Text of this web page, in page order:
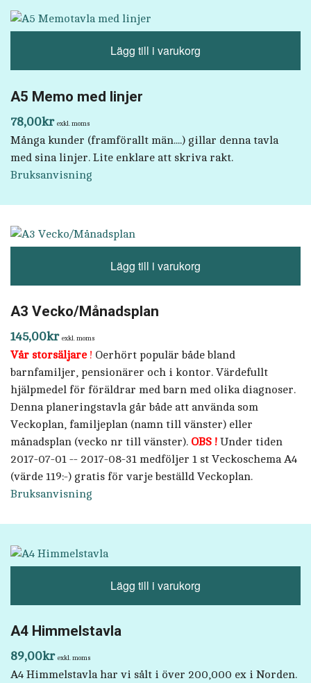
Lägg till i varukorg
A5 Memo med linjer
78,00kr exkl. moms
Många kunder (framförallt män....) gillar denna tavla
med sina linjer. Lite enklare att skriva rakt.
Bruksanvisning
Lägg till i varukorg
A3 Vecko/Månadsplan
145,00kr exkl. moms
Vår storsäljare! Oerhört populär både bland
barnfamiljer, pensionärer och i kontor. Värdefullt
hjälpmedel för föräldrar med barn med olika diagnoser.
Denna planeringstavla går både att använda som
Veckoplan, familjeplan (namn till vänster) eller
månadsplan (vecko nr till vänster). OBS ! Under tiden
2017-07-01 -- 2017-08-31 medföljer 1 st Veckoschema A4
(värde 119:-) gratis för varje beställd Veckoplan.
Bruksanvisning
Lägg till i varukorg
A4 Himmelstavla
89,00kr exkl. moms
A4 Himmelstavla har vi sålt i över 200,000 ex i Norden.